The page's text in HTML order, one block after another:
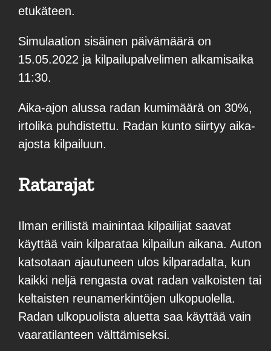
etukäteen.
Simulaation sisäinen päivämäärä on
15.05.2022 ja kilpailupalvelimen alkamisaika
11:30.
Aika-ajon alussa radan kumimäärä on 30%,
irtolika puhdistettu. Radan kunto siirtyy aika-
ajosta kilpailuun.
Ratarajat
Ilman erillistä mainintaa kilpailijat saavat
käyttää vain kilparataa kilpailun aikana. Auton
katsotaan ajautuneen ulos kilparadalta, kun
kaikki neljä rengasta ovat radan valkoisten tai
keltaisten reunamerkintöjen ulkopuolella.
Radan ulkopuolista aluetta saa käyttää vain
vaaratilanteen välttämiseksi.